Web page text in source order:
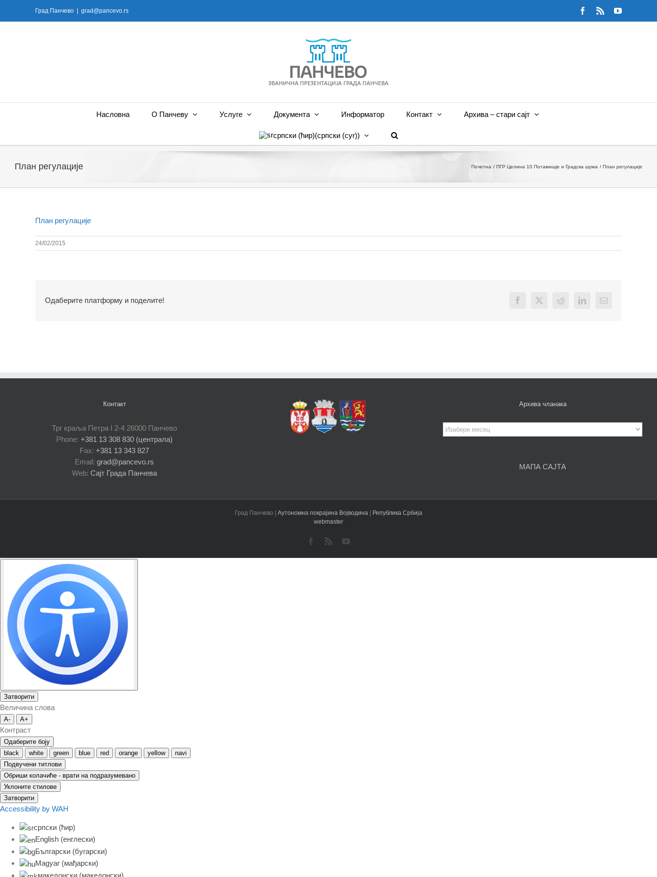
Град Панчево grad@pancevo.rs Facebook
Rss YouTube
Насловна О Панчеву Услуге Документа Информатор Контакт Архива – стари сајт
српски (ћир)(српски (cyr))
План регулације Почетна ПГР Целина 10 Потамишје и Градска шума План регулације
План регулације
24/02/2015
Одаберите платформу и поделите! Facebook
X Reddit LinkedInEmail
Контакт
Трг краља Петра I 2-4 26000 Панчево
Phone: +381 13 308 830 (централа)
Fax: +381 13 343 827
Email: grad@pancevo.rs
Web: Сајт Града Панчева
Архива чланака
Архива
чланака
МАПА САЈТА
Град Панчево | Аутономна покрајина Војводина | Република Србија
webmaster
Facebook
Rss YouTube
Затворити
Величина слова
A- A+
Контраст
Одаберите боју
black
white green blue red orange yellow
navi
Подвучени титлови
Обриши колачиће - врати на подразумевано
Уклоните стилове
Затворити
Accessibility by WAH
српски (ћир)
English (енглески)
Български (бугарски)
Magyar (мађарски)
македонски (македонски)